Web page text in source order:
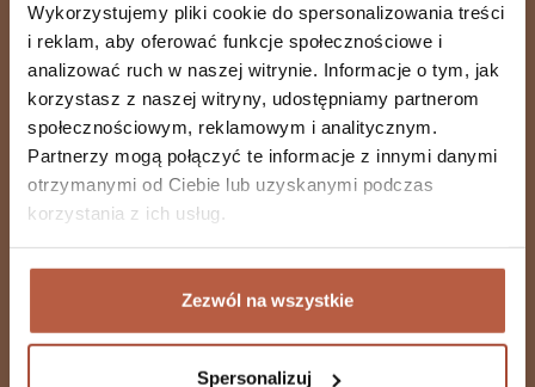
Wykorzystujemy pliki cookie do spersonalizowania treści
i reklam, aby oferować funkcje społecznościowe i
analizować ruch w naszej witrynie. Informacje o tym, jak
korzystasz z naszej witryny, udostępniamy partnerom
społecznościowym, reklamowym i analitycznym.
Partnerzy mogą połączyć te informacje z innymi danymi
otrzymanymi od Ciebie lub uzyskanymi podczas
korzystania z ich usług.
Zezwól na wszystkie
Spersonalizuj
Akceptuję Politykę Prywatności
Suplementy diety
Wszystkie produkty
Beauty Line
Witaminy